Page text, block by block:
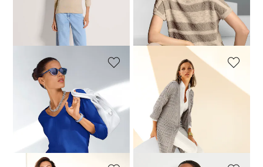
Laagste prijs van de afgelopen 30
dagen**: 59,00 €
(-17%)
MADELEINE
Katoenen trui
109,95 €
+1 Kleuren
Laagste prijs van de afgelopen 30
dagen**: 69,00 €
(-14%)
MADELEINE
Lang vest
119,00 €189,95 €